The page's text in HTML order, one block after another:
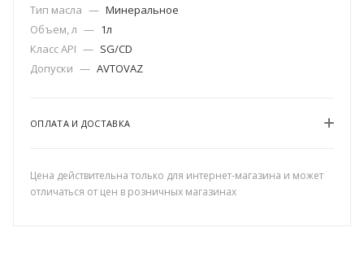
Тип масла — Минеральное
Объем, л — 1л
Класс API — SG/CD
Допуски — AVTOVAZ
ОПЛАТА И ДОСТАВКА
Цена действительна только для интернет-магазина и может
отличаться от цен в розничных магазинах